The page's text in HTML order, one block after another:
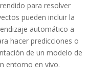
para resolver
pueden incluir la
automático a
hacer predicciones o
de un modelo de
entorno en vivo.